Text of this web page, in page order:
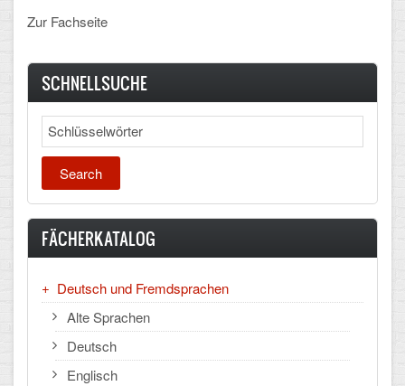
mPA
Wahlfächer
TERMINE
CLOUD
Lernraum Berlin
Nextcloud (Eigene Dateien und Tauschordner)
Gitlab
Zur Fachseite
SCHNELLSUCHE
Search
FÄCHERKATALOG
Deutsch und Fremdsprachen
Alte Sprachen
Deutsch
Englisch